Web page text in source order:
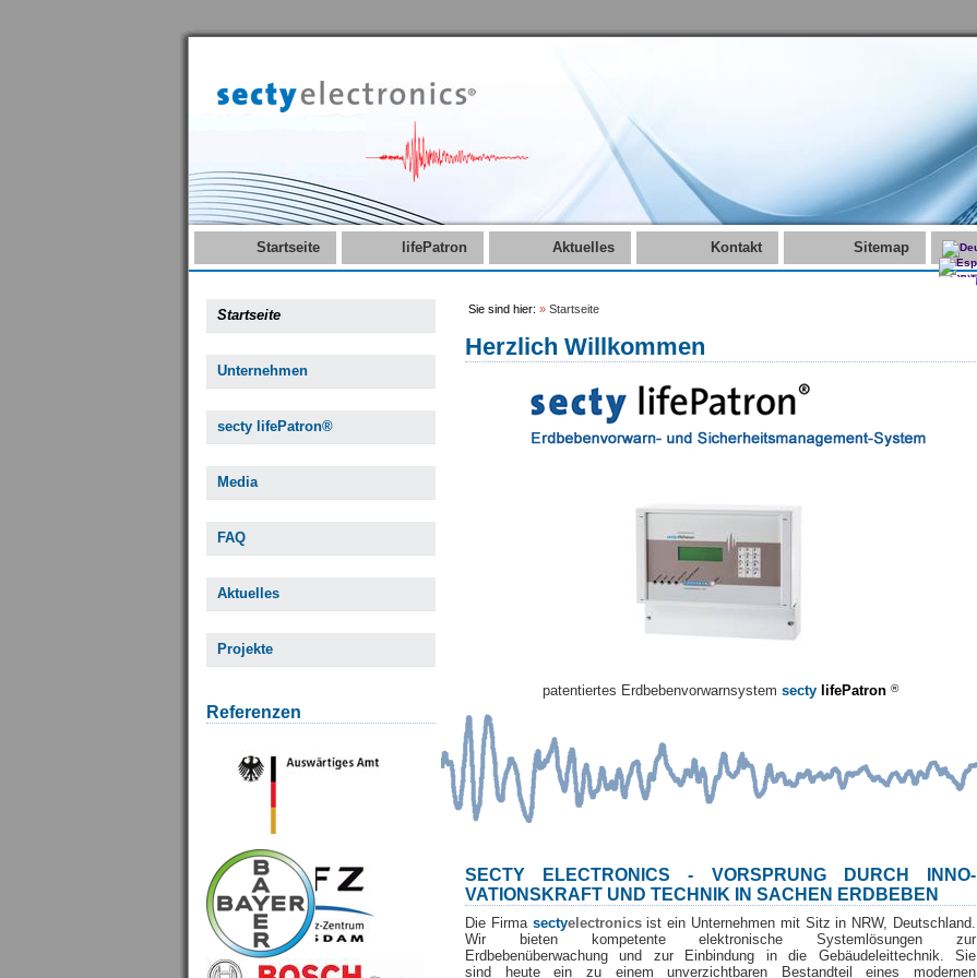
Startseite lifePatron Aktuelles Kontakt Sitemap
Startseite
Unternehmen
secty lifePatron®
Media
FAQ
Aktuelles
Projekte
Referenzen
Sie sind hier: » Startseite
Herzlich Willkommen
patentiertes Erdbebenvorwarnsystem secty lifePatron ®
SECTY ELECTRONICS - VORSPRUNG DURCH INNO-
VATIONSKRAFT UND TECHNIK IN SACHEN ERDBEBEN
Die Firma sectyelectronicsist ein Unternehmen mit Sitz in NRW, Deutschland.
Wir bieten kompetente elektronische Systemlösungen zur
Erdbebenüberwachung und zur Einbindung in die Gebäudeleittechnik. Sie
sind heute ein zu einem unverzichtbaren Bestandteil eines modernen